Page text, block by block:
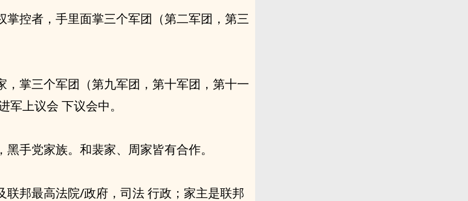
掌控者，手里面掌三个军团（第二军团，第三
，掌三个军团（第九军团，第十军团，第十一
军上议会 下议会中。
手党家族。和裴家、周家皆有合作。
联邦最高法院/政府，司法 行政；家主是联邦